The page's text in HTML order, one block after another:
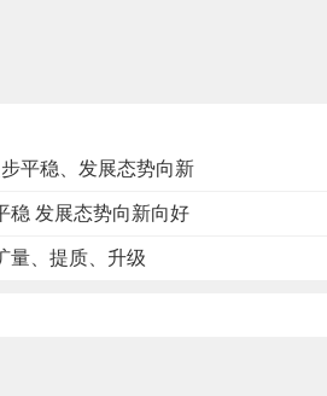
平稳、发展态势向新
稳 发展态势向新向好
量、提质、升级